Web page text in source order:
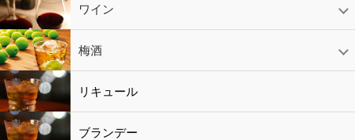
日本酒
スパークリング
ギフト ワイン
赤ワイン
白ワイン
ロゼワイン
スパークリング
シャンパン 梅酒
梅酒
シャンパン
リキュール リキュール
ブランデー